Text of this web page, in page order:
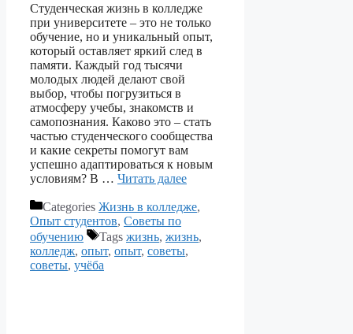
Студенческая жизнь в колледже
при университете – это не только
обучение, но и уникальный опыт,
который оставляет яркий след в
памяти. Каждый год тысячи
молодых людей делают свой
выбор, чтобы погрузиться в
атмосферу учебы, знакомств и
самопознания. Каково это – стать
частью студенческого сообщества
и какие секреты помогут вам
успешно адаптироваться к новым
условиям? В … Читать далее
Categories Жизнь в колледже,
Опыт студентов, Советы по
обучению
Tags жизнь, жизнь,
колледж, опыт, опыт, советы,
советы, учёба